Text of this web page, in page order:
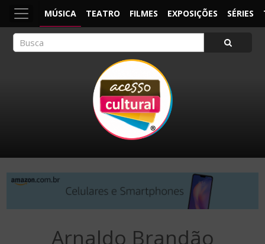
MÚSICA TEATRO FILMES EXPOSIÇÕES SÉRIES
Arnaldo Brandão